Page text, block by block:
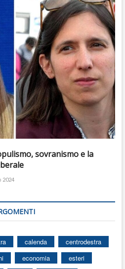
sovranismo e la
2024
calenda
centrodestra
economia
esteri